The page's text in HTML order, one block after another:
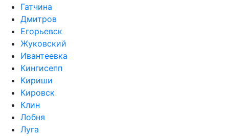
Гатчина
Дмитров
Егорьевск
Жуковский
Ивантеевка
Кингисепп
Кириши
Кировск
Клин
Лобня
Луга